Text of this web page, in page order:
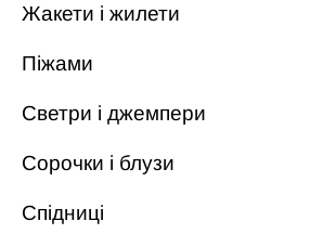
Жакети і жилети
Піжами
Светри і джемпери
Сорочки і блузи
Спідниці